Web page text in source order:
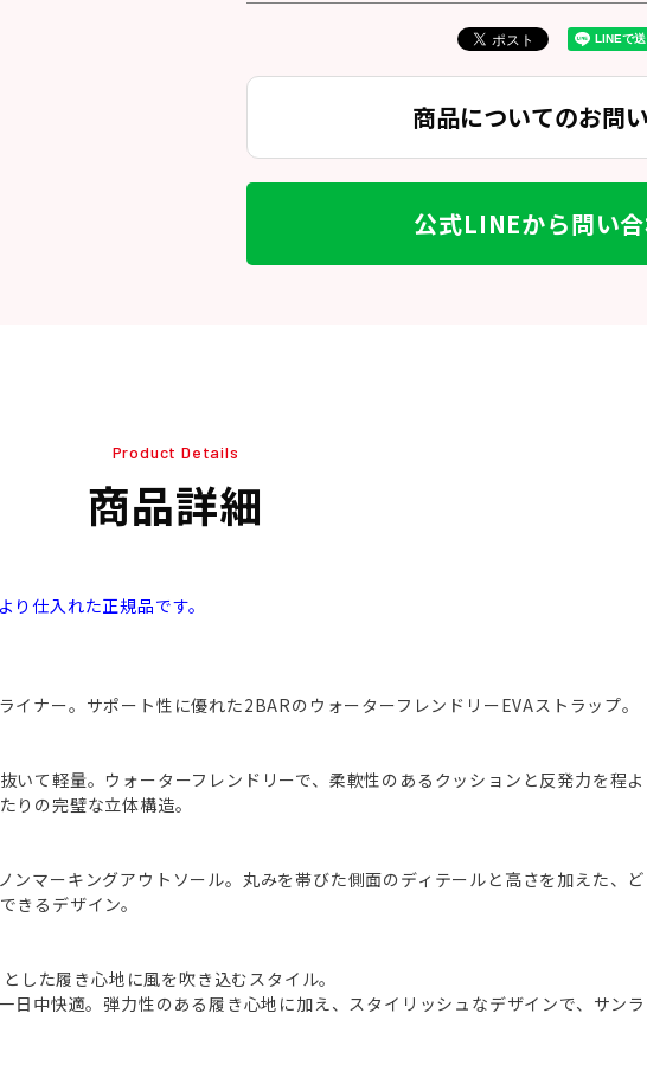
商品についてのお問
公式LINEから問い
Product Details
商品詳細
仕入れた正規品です。
イナー。サポート性に優れた2BARのウォーターフレンドリーEVAストラップ。
いて軽量。ウォーターフレンドリーで、柔軟性のあるクッションと反発力を程よ
りの完璧な立体構造。
ンマーキングアウトソール。丸みを帯びた側面のディテールと高さを加えた、ど
きるデザイン。
した履き心地に風を吹き込むスタイル。
日中快適。弾力性のある履き心地に加え、スタイリッシュなデザインで、サンラ